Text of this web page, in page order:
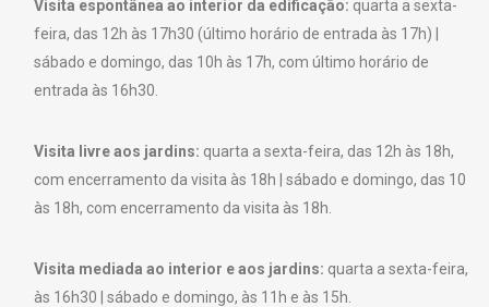
Visita espontânea ao interior da edificação: quarta a sexta-
feira, das 12h às 17h30 (último horário de entrada às 17h) |
sábado e domingo, das 10h às 17h, com último horário de
entrada às 16h30.
Visita livre aos jardins: quarta a sexta-feira, das 12h às 18h,
com encerramento da visita às 18h | sábado e domingo, das 10
às 18h, com encerramento da visita às 18h.
Visita mediada ao interior e aos jardins: quarta a sexta-feira,
às 16h30 | sábado e domingo, às 11h e às 15h.